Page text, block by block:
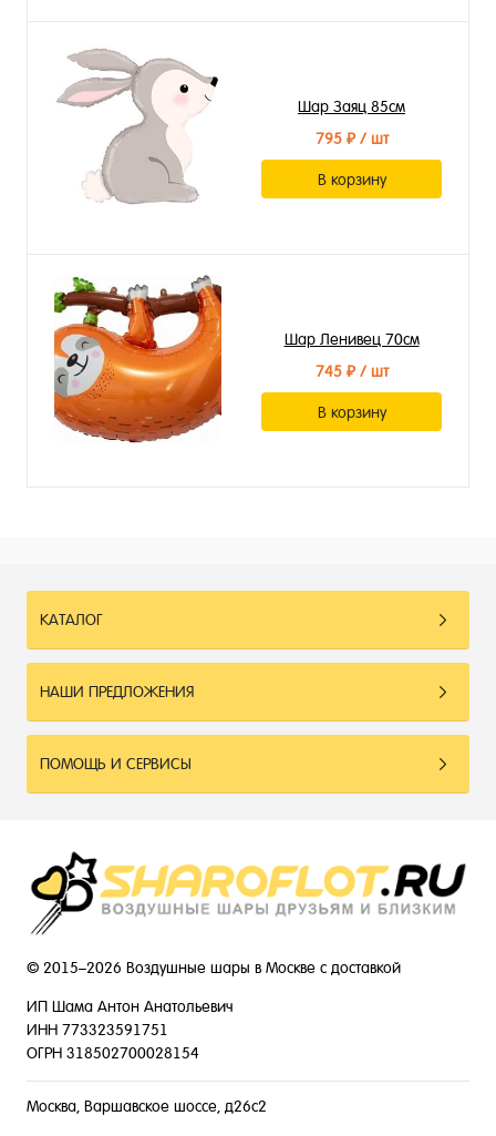
Шар Заяц 85см
795 ₽/ шт
В корзину
Шар Ленивец 70см
745 ₽/ шт
В корзину
КАТАЛОГ
НАШИ ПРЕДЛОЖЕНИЯ
ПОМОЩЬ И СЕРВИСЫ
© 2015–2026 Воздушные шары в Москве с доставкой
ИП Шама Антон Анатольевич
ИНН 773323591751
ОГРН 318502700028154
Москва, Варшавское шоссе, д26с2